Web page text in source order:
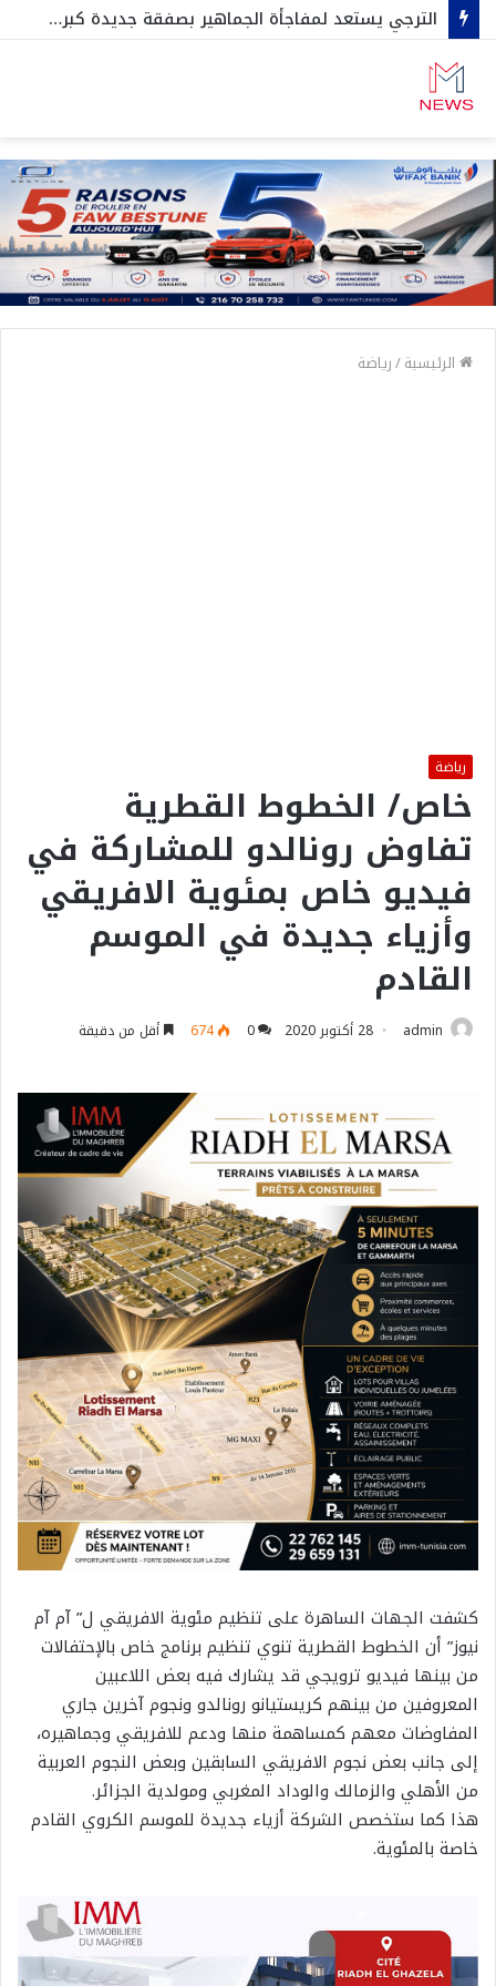
الترجي يستعد لمفاجأة الجماهير بصفقة جديدة كبرى … خيسوس يفاجئ الجميع …وثنائي المنتخب يحسم قراره بشأن عرض المكشخة
الرئيسية/رياضة
رياضة
خاص/ الخطوط القطرية
تفاوض رونالدو للمشاركة في
فيديو خاص بمئوية الافريقي
وأزياء جديدة في الموسم
القادم
admin 28 أكتوبر 2020 0
674 أقل من دقيقة
كشفت الجهات الساهرة على تنظيم مئوية الافريقي ل” آم آم
نيوز” أن الخطوط القطرية تنوي تنظيم برنامج خاص بالإحتفالات
من بينها فيديو ترويجي قد يشارك فيه بعض اللاعبين
المعروفين من بينهم كريستيانو رونالدو ونجوم آخرين جاري
المفاوضات معهم كمساهمة منها ودعم للافريقي وجماهيره،
إلى جانب بعض نجوم الافريقي السابقين وبعض النجوم العربية
من الأهلي والزمالك والوداد المغربي ومولدية الجزائر.
هذا كما ستخصص الشركة أزياء جديدة للموسم الكروي القادم
خاصة بالمئوية.